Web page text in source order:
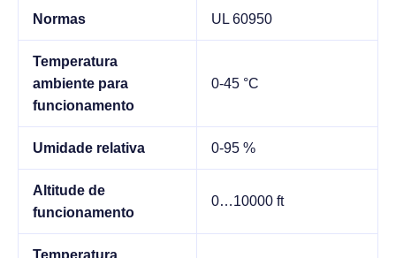
Normas UL 60950
Temperatura
ambiente para
funcionamento
0-45 °C
Umidade relativa 0-95 %
Altitude de
funcionamento
0…10000 ft